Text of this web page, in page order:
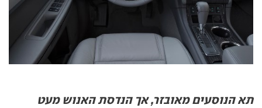
תא הנוסעים מאובזר, אך הנדסת האנוש מעט